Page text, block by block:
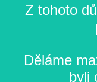
Z tohoto
Děláme
byli